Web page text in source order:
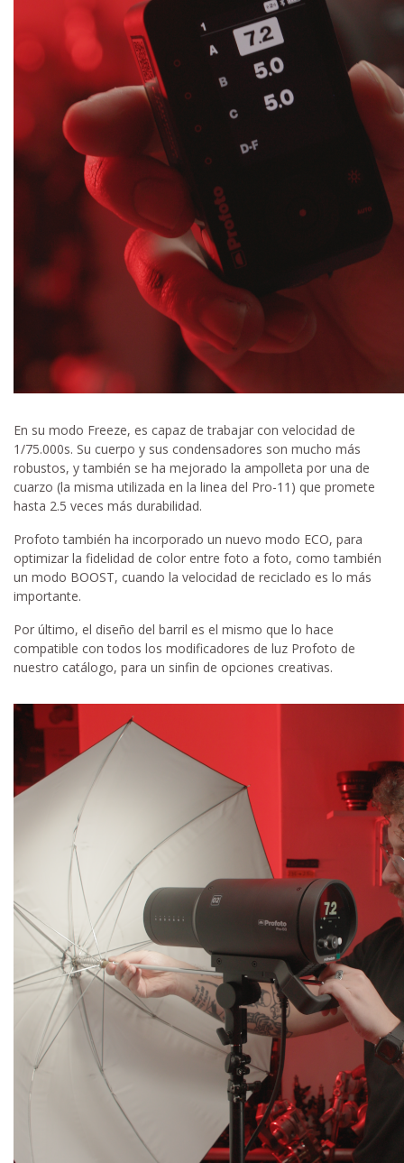
En su modo Freeze, es capaz de trabajar con velocidad de
1/75.000s. Su cuerpo y sus condensadores son mucho más
robustos, y también se ha mejorado la ampolleta por una de
cuarzo (la misma utilizada en la linea del Pro-11) que promete
hasta 2.5 veces más durabilidad.
Profoto también ha incorporado un nuevo modo ECO, para
optimizar la fidelidad de color entre foto a foto, como también
un modo BOOST, cuando la velocidad de reciclado es lo más
importante.
Por último, el diseño del barril es el mismo que lo hace
compatible con todos los modificadores de luz Profoto de
nuestro catálogo, para un sinfin de opciones creativas.